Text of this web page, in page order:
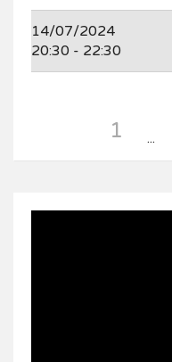
14/07/2024
20:30 - 22:30
1